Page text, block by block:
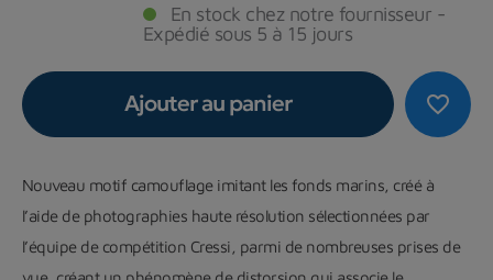
En stock chez notre fournisseur -
Expédié sous 5 à 15 jours
favorite_border
Ajouter au panier
Nouveau motif camouflage imitant les fonds marins, créé à
l’aide de photographies haute résolution sélectionnées par
l’équipe de compétition Cressi, parmi de nombreuses prises de